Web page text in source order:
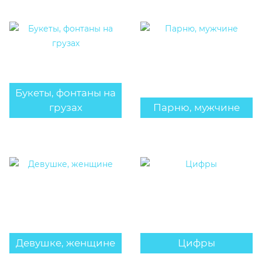
Букеты, фонтаны на
грузах
Парню, мужчине
Девушке, женщине Цифры